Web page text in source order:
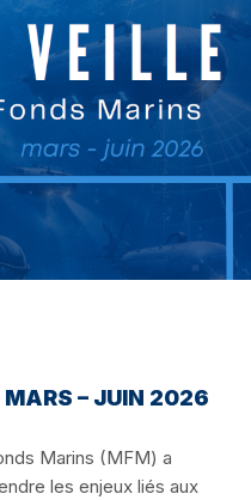
MARS – JUIN 2026
Marins (MFM) a
les enjeux liés aux